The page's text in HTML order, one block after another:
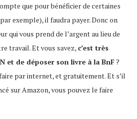
que pour bénéficier de certaines
exemple), il faudra payer. Donc on
qui vous prend de l’argent au lieu de
travail. Et vous savez, c’est très
et de déposer son livre à la BnF?
par internet, et gratuitement. Et s’il
sur Amazon, vous pouvez le faire